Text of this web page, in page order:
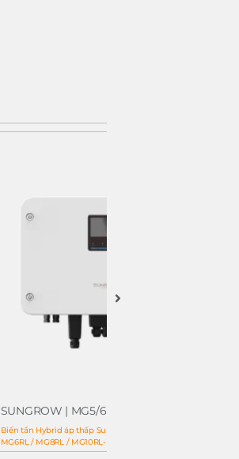
SUNGROW | MG5/6RL
Biến tần Hybrid áp thấp Sungrow 5/6/8/10kW | MG5RL /
MG6RL / MG8RL / MG10RL- 1 Pha